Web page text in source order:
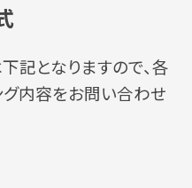
記となりますので、各
内容をお問い合わせ